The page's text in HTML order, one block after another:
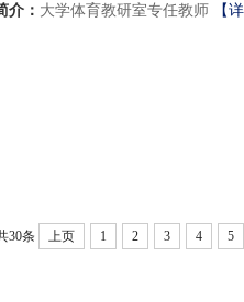
介： 大学体育教研室专任教师 【
30条 上页 1 2 3 4 5